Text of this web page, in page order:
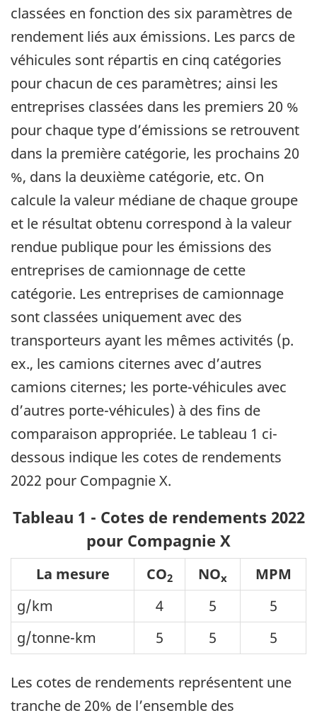
classées en fonction des six paramètres de
rendement liés aux émissions. Les parcs de
véhicules sont répartis en cinq catégories
pour chacun de ces paramètres; ainsi les
entreprises classées dans les premiers 20 %
pour chaque type d’émissions se retrouvent
dans la première catégorie, les prochains 20
%, dans la deuxième catégorie, etc. On
calcule la valeur médiane de chaque groupe
et le résultat obtenu correspond à la valeur
rendue publique pour les émissions des
entreprises de camionnage de cette
catégorie. Les entreprises de camionnage
sont classées uniquement avec des
transporteurs ayant les mêmes activités (p.
ex., les camions citernes avec d’autres
camions citernes; les porte-véhicules avec
d’autres porte-véhicules) à des fins de
comparaison appropriée. Le tableau 1 ci-
dessous indique les cotes de rendements
2022 pour Compagnie X.
Tableau 1 - Cotes de rendements 2022
pour Compagnie X
La mesure CO2 NOx
MPM
g/km
4 5
5
g/tonne-km
5 5 5
Les cotes de rendements représentent une
tranche de 20% de l’ensemble des